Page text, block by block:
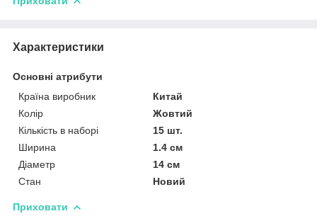
Характеристики
Основні атрибути
Країна виробник
Китай
Колір
Жовтий
Кількість в наборі
15 шт.
Ширина
1.4 см
Діаметр
14 см
Стан
Новий
Приховати